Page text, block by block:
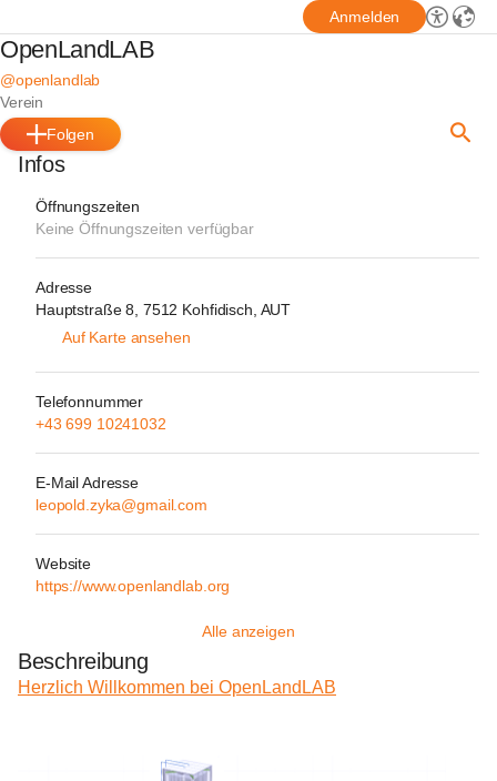
Anmelden
OpenLandLAB
@openlandlab
Verein
Folgen
Infos
Öffnungszeiten
Keine Öffnungszeiten verfügbar
Adresse
Hauptstraße 8, 7512 Kohfidisch, AUT
Auf Karte ansehen
Telefonnummer
+43 699 10241032
E-Mail Adresse
leopold.zyka@gmail.com
Website
https://www.openlandlab.org
Alle anzeigen
Beschreibung
Herzlich Willkommen bei OpenLandLAB